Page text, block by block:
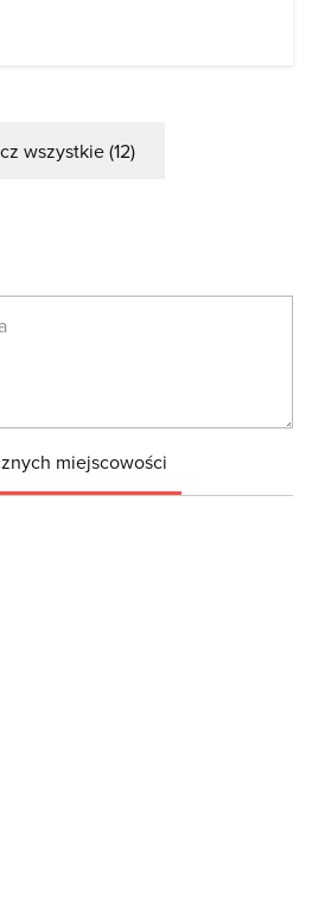
wszystkie (12)
miejscowości